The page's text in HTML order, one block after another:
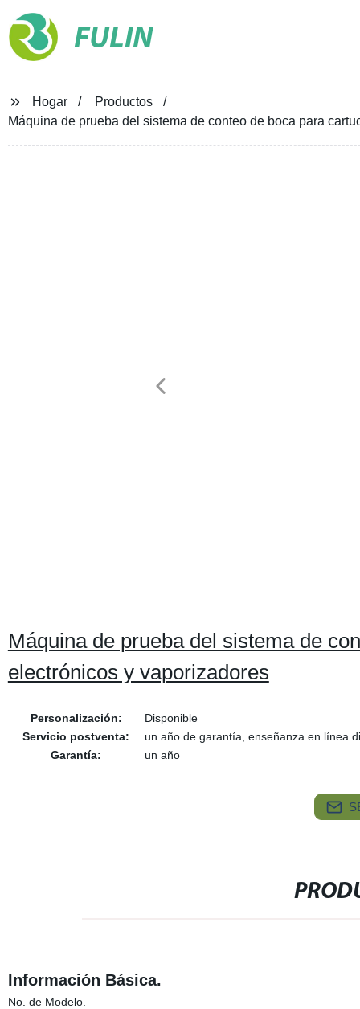
FULIN
Hogar
Productos
Máquina de prueba del sistema de conteo de boca para
Máquina de prueba del sistema de
electrónicos y vaporizadores
Personalización:
Disponible
Servicio postventa:
un año de garantía, enseñanza en línea
Garantía:
un año
Información Básica.
No. de Modelo.